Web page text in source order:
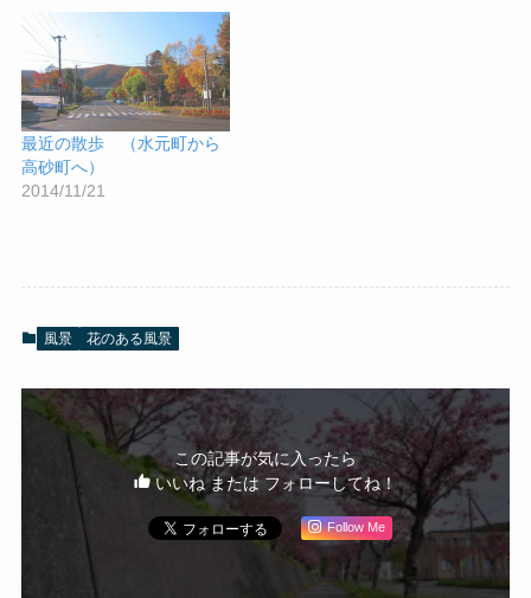
最近の散歩 （水元町から
高砂町へ）
2014/11/21
風景 花のある風景
この記事が気に入ったら
いいね または フォローしてね！
Follow Me